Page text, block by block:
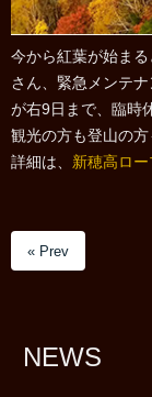
今から紅葉が始ま
さん、緊急メンテ
が右9日まで、臨時
観光の方も登山の方
詳細は、 新穂高ロ
« Prev
NEWS